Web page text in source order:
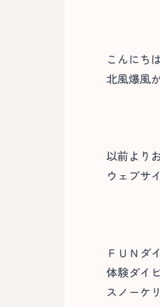
こんにち
北風爆風
以前より
ウェブサ
ＦＵＮ
体験ダ
スノー